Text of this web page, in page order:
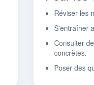
Réviser les
S'entraîner
Consulter
concrètes.
Poser des